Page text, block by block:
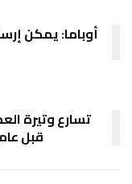
أوباما: يمكن
قبل